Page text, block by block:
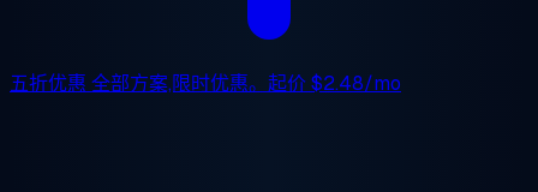
五折优惠 全部方案,限时优惠。起价$2.48/mo